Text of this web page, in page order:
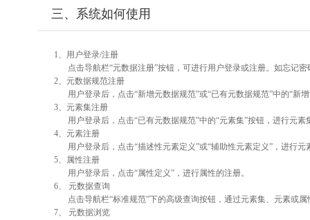
三、系统如何使用
1、用户登录/注册
点击导航栏“元数据注册”按钮，可进行用户登录或注册。如忘记
2、元数据规范注册
用户登录后，点击“新增元数据规范”或“已有元数据规范”中的“新
3、元素集注册
用户登录后，点击“已有元数据规范”中的“元素集”按钮，进行元素
4、元素注册
用户登录后，点击“描述性元素定义”或“辅助性元素定义”，进行元
5、属性注册
用户登录后，点击“属性定义”，进行属性的注册。
6、 元数据查询
点击导航栏“标准规范”下的高级查询按钮，通过元素集、元素或
7、 元数据浏览